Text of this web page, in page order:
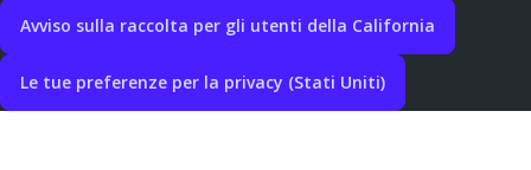
Avviso sulla raccolta per gli utenti della California
Le tue preferenze per la privacy (Stati Uniti)